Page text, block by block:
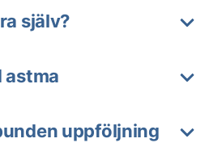
själv?
astma
uppföljning